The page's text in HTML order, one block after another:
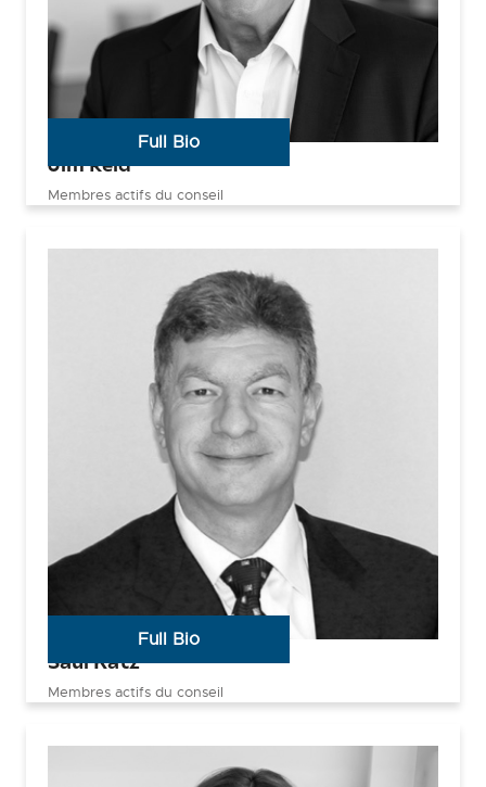
Jim Reid
Membres actifs du conseil
Full Bio
Saul Katz
Membres actifs du conseil
Full Bio